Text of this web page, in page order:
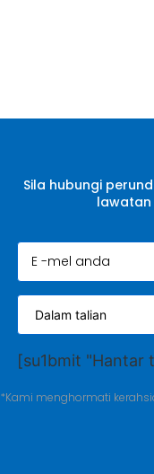
Sila hubungi
lawatan
[su1bmit "Hantar
*Kami menghormati